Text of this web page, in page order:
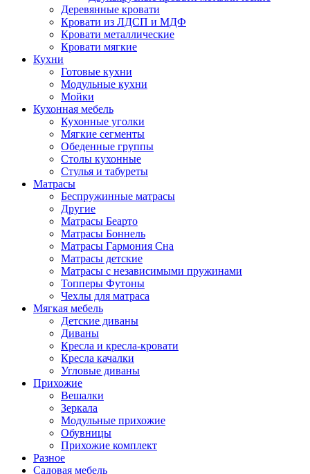
Деревянные кровати
Кровати из ЛДСП и МДФ
Кровати металлические
Кровати мягкие
Кухни
Готовые кухни
Модульные кухни
Мойки
Кухонная мебель
Кухонные уголки
Мягкие сегменты
Обеденные группы
Столы кухонные
Стулья и табуреты
Матрасы
Беспружинные матрасы
Другие
Матрасы Беарто
Матрасы Боннель
Матрасы Гармония Сна
Матрасы детские
Матрасы с независимыми пружинами
Топперы Футоны
Чехлы для матраса
Мягкая мебель
Детские диваны
Диваны
Кресла и кресла-кровати
Кресла качалки
Угловые диваны
Прихожие
Вешалки
Зеркала
Модульные прихожие
Обувницы
Прихожие комплект
Разное
Садовая мебель